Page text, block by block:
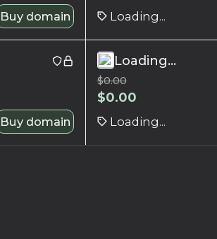
Buy domain Loading...
Buy domain
Loading...
$0.00
$0.00
Loading...